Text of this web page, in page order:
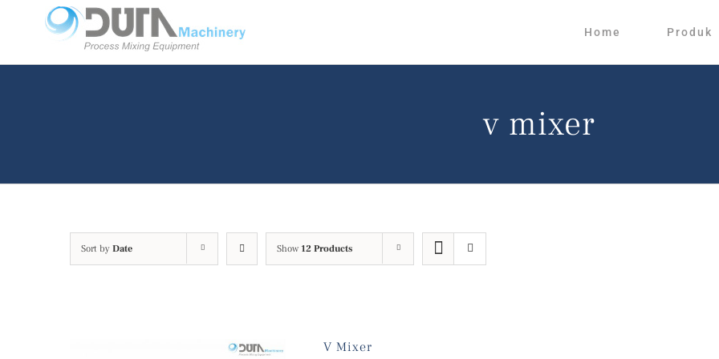
content
Home Produk
v mixer
Sort by Date Show 12 Products
V Mixer